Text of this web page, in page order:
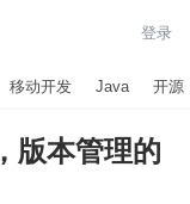
登录
移动开发 Java 开源
版本管理的